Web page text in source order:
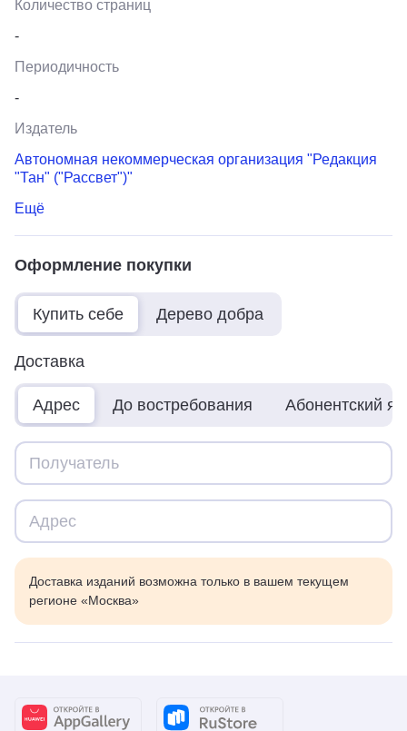
Количество страниц
-
Периодичность
-
Издатель
Автономная некоммерческая организация "Редакция
"Тан" ("Рассвет")"
Ещё
Оформление покупки
Купить себе Дерево добра
Доставка
Адрес До востребования Абонентский
Доставка изданий возможна только в вашем текущем
регионе «Москва»